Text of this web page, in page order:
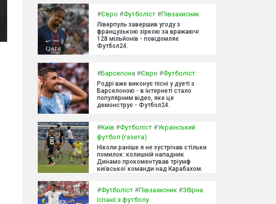
#Євро #Футболіст #Півзахисник
Ліверпуль завершив угоду з
французькою зіркою за вражаючі
128 мільйонів - повідомляє
Футбол24.
#Барселона #Євро #Футболіст
Родрі вже виконує пісні у дуеті з
Барселоною - в інтернеті стало
популярним відео, яке це
демонструє - Футбол24.
#Київ #Футболіст #Український
футбол (газета)
Ніколи раніше я не зустрічав стільки
помилок: колишній нападник
Динамо прокоментував тріумф
київської команди над Карабахом.
#Футболіст #Півзахисник #Збірна
Іспанії з футболу